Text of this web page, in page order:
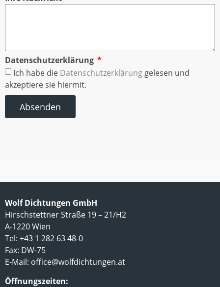
Datenschutzerklärung
Ich habe die Datenschutzerklärung gelesen und
akzeptiere sie hiermit.
Absenden
Wolf Dichtungen GmbH
Hirschstettner Straße 19 – 21/H2
A-1220 Wien
Tel: +43 1 282 63 48-0
Fax: DW-75
E-Mail: office@wolfdichtungen.at
Öffnungszeiten: